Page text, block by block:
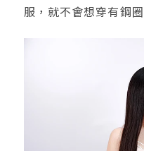
服，就不會想穿有鋼